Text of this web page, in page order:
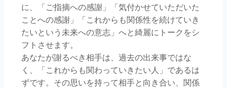
に、「ご指摘への感謝」「気付かせていただいた
ことへの感謝」「これからも関係性を続けていき
たいという未来への意志」へと綺麗にトークをシ
フトさせます。
あなたが謝るべき相手は、過去の出来事ではな
く、「これからも関わっていきたい人」であるは
ずです。その思いを持って相手と向き合い、関係